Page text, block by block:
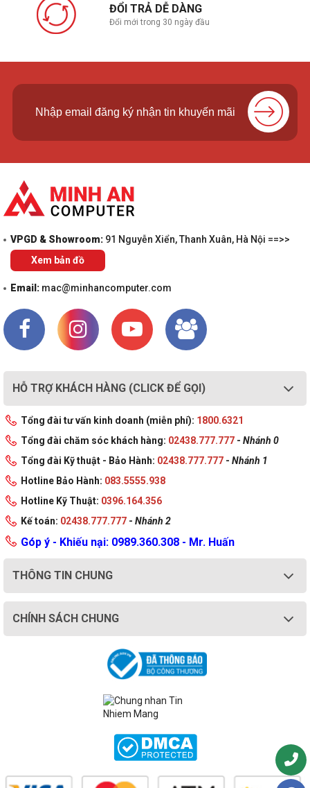
ĐỔI TRẢ DỄ DÀNG
Đổi mới trong 30 ngày đầu
VPGD & Showroom: 91 Nguyễn Xiển, Thanh Xuân, Hà Nội ==>>
Xem bản đồ
Email: mac@minhancomputer.com
HỖ TRỢ KHÁCH HÀNG (CLICK ĐỂ GỌI)
Tổng đài tư vấn kinh doanh (miễn phí): 1800.6321
Tổng đài chăm sóc khách hàng: 02438.777.777 - Nhánh 0
Tổng đài Kỹ thuật - Bảo Hành: 02438.777.777 - Nhánh 1
Hotline Bảo Hành: 083.5555.938
Hotline Kỹ Thuật: 0396.164.356
Kế toán: 02438.777.777 - Nhánh 2
Góp ý - Khiếu nại: 0989.360.308 - Mr. Huấn
THÔNG TIN CHUNG
CHÍNH SÁCH CHUNG